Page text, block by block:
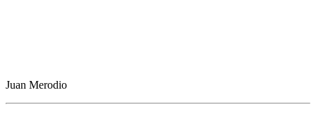
Juan Merodio